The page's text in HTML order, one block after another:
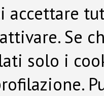
accettare
Se
solo i